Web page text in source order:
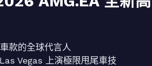
款的全球代言人
Vegas 上演極限甩尾車技